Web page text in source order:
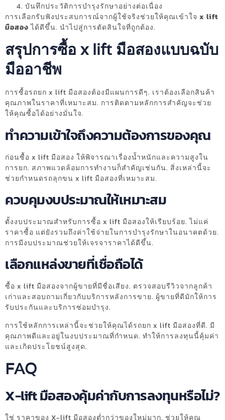
บันทึกประวัติการบำรุงรักษาอย่างต่อเนื่อง
การเลือกรับฟังประสบการณ์จากผู้ใช้จริงช่วยให้คุณเข้าใจ x lift
มือสองได้ดีขึ้น. นำไปสู่การตัดสินใจที่ถูกต้อง.
สรุปการซื้อ x lift มือสองแบบฉบับ
มืออาชีพ
การซื้อรถยก x lift มือสองต้องมีแผนการดีๆ. เราต้องเลือกสินค้า
คุณภาพในราคาที่เหมาะสม. การติดตามหลักการสำคัญจะช่วย
ให้คุณซื้อได้อย่างมั่นใจ.
ทำความเข้าใจถึงความต้องการของคุณ
ก่อนซื้อ x lift มือสอง ให้พิจารณาเรื่องน้ำหนักและความสูงใน
การยก. สภาพแวดล้อมการทำงานก็สำคัญเช่นกัน. สิ่งเหล่านี้จะ
ช่วยกำหนดรถลุกขน x lift มือสองที่เหมาะสม.
ควบคุมงบประมาณให้เหมาะสม
ตั้งงบประมาณสำหรับการซื้อ x lift มือสองให้เรียบร้อย. ไม่แค่
ราคาซื้อ แต่ยังรวมถึงค่าใช้จ่ายในการบำรุงรักษาในอนาคตด้วย.
การมีงบประมาณช่วยให้เจรจาราคาได้ดีขึ้น.
เลือกแหล่งขายที่เชื่อถือได้
ซื้อ x lift มือสองจากผู้ขายที่มีชื่อเสียง. ตรวจสอบรีวิวจากลูกค้า
เก่าและสอบถามเกี่ยวกับบริการหลังการขาย. ผู้ขายที่ดีมักให้การ
รับประกันและบริการซ่อมบำรุง.
การใช้หลักการเหล่านี้จะช่วยให้คุณได้รถยก x lift มือสองที่ดี. มี
คุณภาพดีและอยู่ในงบประมาณที่กำหนด. ทำให้การลงทุนนี้คุ้มค่า
และเกิดประโยชน์สูงสุด.
FAQ
X-lift มือสองคุ้มค่ากับการลงทุนหรือไม่?
ใช่ ราคาของ X-lift มือสองต่ำกว่าของใหม่มาก. ช่วยให้คุณ